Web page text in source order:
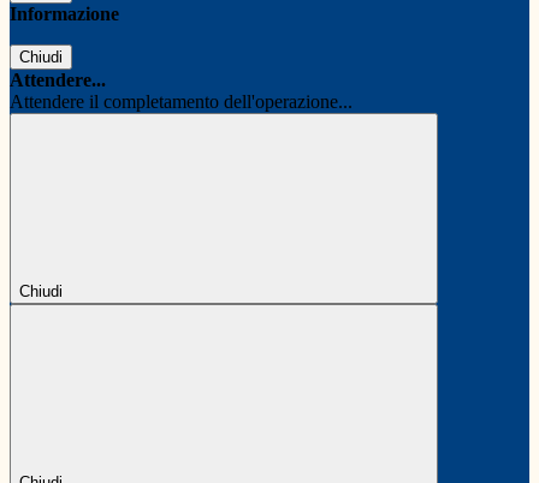
Informazione
Chiudi
Attendere...
Attendere il completamento dell'operazione...
Chiudi